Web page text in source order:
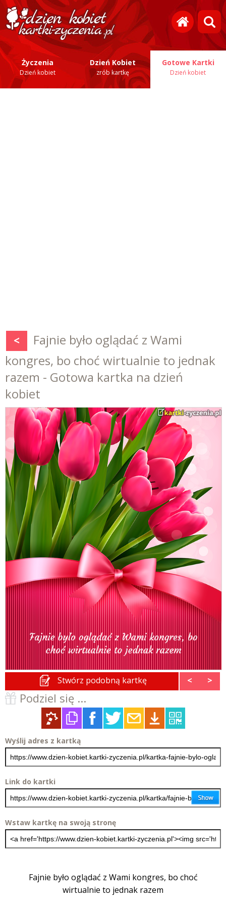
Życzenia
Dzień kobiet
Dzień Kobiet
zrób kartkę
Gotowe Kartki
Dzień kobiet
<
Fajnie było oglądać z Wami
kongres, bo choć wirtualnie to jednak
razem - Gotowa kartka na dzień
kobiet
Stwórz podobną kartkę < >
Podziel się ...
Wyślij adres z kartką
Link do kartki
Wstaw kartkę na swoją stronę
Fajnie było oglądać z Wami kongres, bo choć
wirtualnie to jednak razem